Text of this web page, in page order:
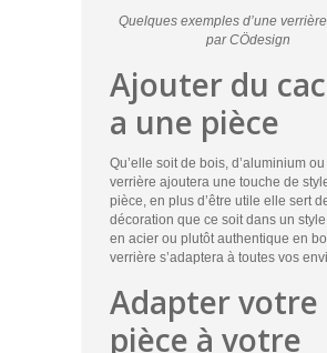
Quelques exemples d’une
par CÖdesign
Ajouter du
a une pièce
Qu’elle soit de bois, d’aluminium ou
verrière ajoutera une touche de
pièce, en plus d’être utile elle sert
décoration que ce soit dans un style
en acier ou plutôt authentique en
verrière s’adaptera à toutes vos
Adapter votre
pièce à votre